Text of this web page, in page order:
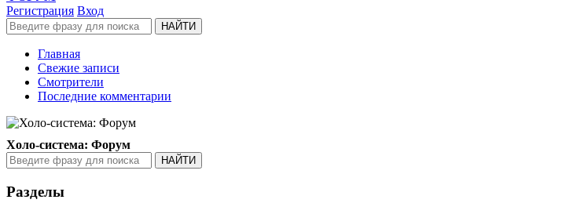
Регистрация Вход
Главная
Свежие записи
Смотрители
Последние комментарии
Холо-система: Форум
Разделы